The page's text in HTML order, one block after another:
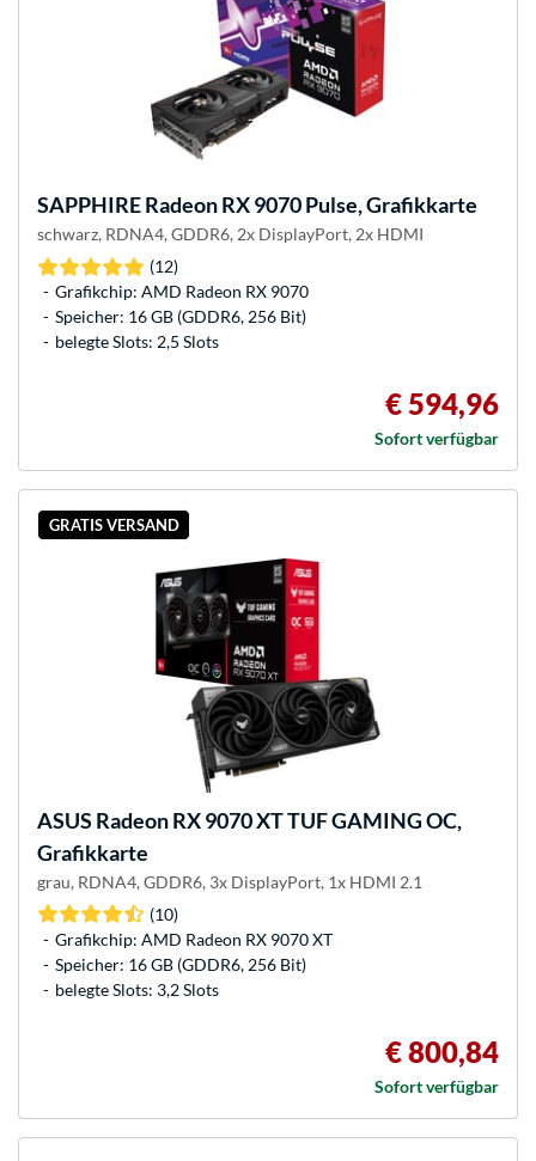
SAPPHIRERadeon RX 9070 Pulse, Grafikkarte
schwarz, RDNA4, GDDR6, 2x DisplayPort, 2x HDMI
(12)
Grafikchip: AMD Radeon RX 9070
Speicher: 16 GB (GDDR6, 256 Bit)
belegte Slots: 2,5 Slots
€ 594,96
Sofort verfügbar
GRATIS VERSAND
ASUS Radeon RX 9070 XT TUF GAMING OC,
Grafikkarte
grau, RDNA4, GDDR6, 3x DisplayPort, 1x HDMI 2.1
(10)
Grafikchip: AMD Radeon RX 9070 XT
Speicher: 16 GB (GDDR6, 256 Bit)
belegte Slots: 3,2 Slots
€ 800,84
Sofort verfügbar